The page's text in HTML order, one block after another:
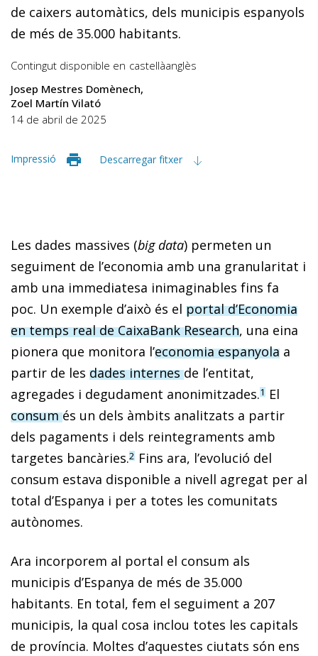
de caixers automàtics, dels municipis espanyols
de més de 35.000 habitants.
Contingut disponible en castellàanglès
Josep Mestres Domènech
Zoel Martín Vilató
14 de abril de 2025
Impressió Descarregar fitxer
Les dades massives (big data) permeten un
seguiment de l’economia amb una granularitat i
amb una immediatesa inimaginables fins fa
poc. Un exemple d’això és el portal d’Economia
en temps real de CaixaBank Research, una eina
pionera que monitora l’economia espanyola a
partir de les dades internesde l’entitat,
agregades i degudament anonimitzades.1 El
consumés un dels àmbits analitzats a partir
dels pagaments i dels reintegraments amb
targetes bancàries.2 Fins ara, l’evolució del
consum estava disponible a nivell agregat per al
total d’Espanya i per a totes les comunitats
autònomes.
Ara incorporem al portal el consum als
municipis d’Espanya de més de 35.000
habitants. En total, fem el seguiment a 207
municipis, la qual cosa inclou totes les capitals
de província. Moltes d’aquestes ciutats són ens